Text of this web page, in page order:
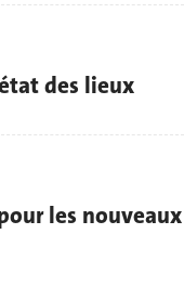
des lieux
les nouveaux